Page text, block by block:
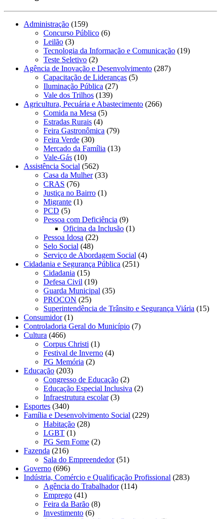
Administração (159)
Concurso Público (6)
Leilão (3)
Tecnologia da Informação e Comunicação (19)
Teste Seletivo (2)
Agência de Inovação e Desenvolvimento (287)
Capacitação de Lideranças (5)
Iluminação Pública (27)
Vale dos Trilhos (139)
Agricultura, Pecuária e Abastecimento (266)
Comida na Mesa (5)
Estradas Rurais (4)
Feira Gastronômica (79)
Feira Verde (30)
Mercado da Família (13)
Vale-Gás (10)
Assistência Social (562)
Casa da Mulher(33)
CRAS (76)
Justiça no Bairro (1)
Migrante (1)
PCD (5)
Pessoa com Deficiência (9)
Oficina da Inclusão (1)
Pessoa Idosa (22)
Selo Social (48)
Serviço de Abordagem Social (4)
Cidadania e Segurança Pública (251)
Cidadania (15)
Defesa Civil (19)
Guarda Municipal (35)
PROCON (25)
Superintendência de Trânsito e Segurança Viária (15)
Consumidor(1)
Controladoria Geral do Município (7)
Cultura (466)
Corpus Christi (1)
Festival de Inverno (4)
PG Memória (2)
Educação (203)
Congresso de Educação (2)
Educação Especial Inclusiva (2)
Infraestrutura escolar(3)
Esportes (340)
Família e Desenvolvimento Social (229)
Habitação (28)
LGBT (1)
PG Sem Fome (2)
Fazenda (216)
Sala do Empreendedor(51)
Governo (696)
Indústria, Comércio e Qualificação Profissional (283)
Agência do Trabalhador(114)
Emprego (41)
Feira da Barão (8)
Investimento (6)